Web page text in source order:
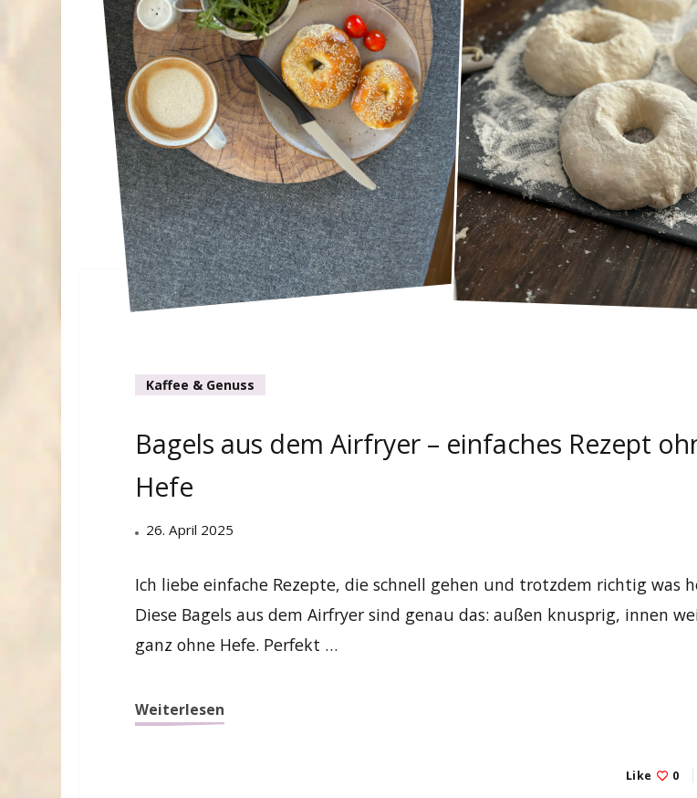
Kaffee & Genuss
Bagels aus dem Airfryer – einfaches Rezept
Hefe
26. April 2025
Ich liebe einfache Rezepte, die schnell gehen und trotzdem richtig was
Diese Bagels aus dem Airfryer sind genau das: außen knusprig, innen
ganz ohne Hefe. Perfekt …
Weiterlesen
Like 0